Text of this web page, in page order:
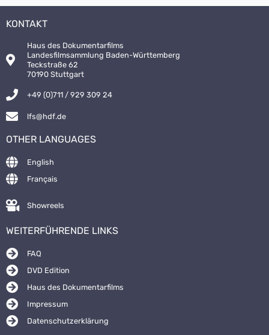
KONTAKT
Haus des Dokumentarfilms
Landesfilmsammlung Baden-Württemberg
Teckstraße 62
70190 Stuttgart
+49 (0)711 / 929 309 24
lfs@hdf.de
OTHER LANGUAGES
English
Français
Showreels
WEITERFÜHRENDE LINKS
FAQ
DVD Edition
Haus des Dokumentarfilms
Impressum
Datenschutzerklärung